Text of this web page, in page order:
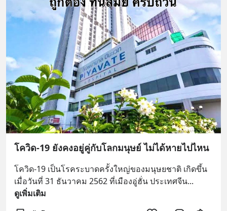
โควิด-19 ยังคงอยู่คู่กับโลกมนุษย์ ไม่ได้หายไปไหน
โควิด-19 เป็นโรคระบาดครั้งใหญ่ของมนุษยชาติ เกิดขึ้น
เมื่อวันที่ 31 ธันวาคม 2562 ที่เมืองอู่ฮั่น ประเทศจีน...
ดูเพิ่มเติม